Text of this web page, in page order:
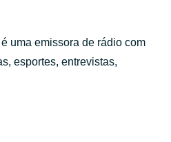
uma emissora de rádio com
esportes, entrevistas,